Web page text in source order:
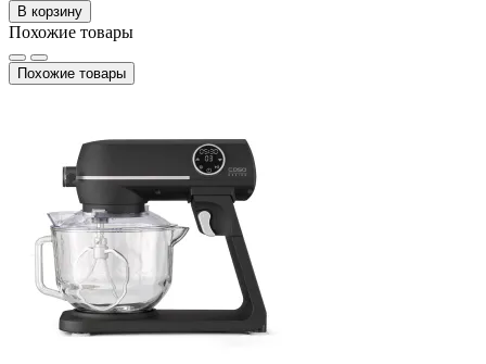
В корзину
Похожие товары
Похожие товары